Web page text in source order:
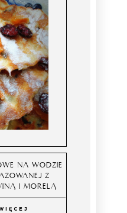
NA WODZIE
Z
I MORELĄ